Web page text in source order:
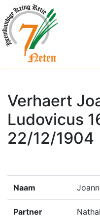
Verhaert
Ludovicus
22/12/1904
Naam
Partner